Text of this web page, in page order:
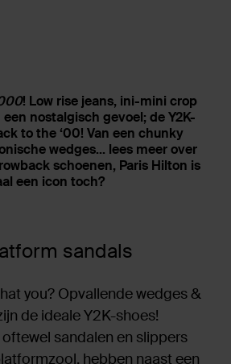
! Low rise jeans, ini-mini crop
nostalgisch gevoel; de Y2K-
to the ‘00! Van een chunky
wedges… lees meer over
schoenen, Paris Hilton is
een icon toch?
sandals
you? Opvallende wedges &
de ideale Y2K-shoes!
sandalen en slippers
hebben naast een